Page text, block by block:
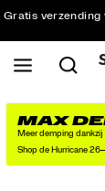
Gratis verzending
Gratis
Krijg 10%
MAX
Meer demping dankzij
Shop de Hurricane 26